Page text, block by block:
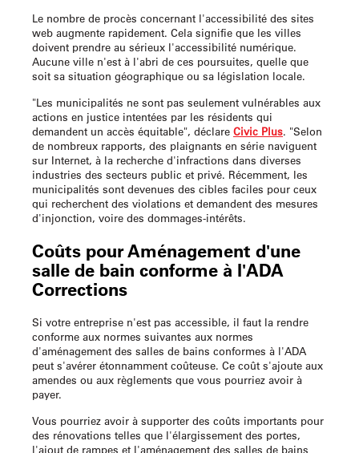
Le nombre de procès concernant l'accessibilité des sites
web augmente rapidement. Cela signifie que les villes
doivent prendre au sérieux l'accessibilité numérique.
Aucune ville n'est à l'abri de ces poursuites, quelle que
soit sa situation géographique ou sa législation locale.
"Les municipalités ne sont pas seulement vulnérables aux
actions en justice intentées par les résidents qui
demandent un accès équitable", déclare Civic Plus. "Selon
de nombreux rapports, des plaignants en série naviguent
sur Internet, à la recherche d'infractions dans diverses
industries des secteurs public et privé. Récemment, les
municipalités sont devenues des cibles faciles pour ceux
qui recherchent des violations et demandent des mesures
d'injonction, voire des dommages-intérêts.
Coûts pourAménagement d'une
salle de bain conforme à l'ADA
Corrections
Si votre entreprise n'est pas accessible, il faut la rendre
conforme aux normes suivantes aux normes
d'aménagement des salles de bains conformes à l'ADA
peut s'avérer étonnamment coûteuse. Ce coût s'ajoute aux
amendes ou aux règlements que vous pourriez avoir à
payer.
Vous pourriez avoir à supporter des coûts importants pour
des rénovations telles que l'élargissement des portes,
l'ajout de rampes et l'aménagement des salles de bains